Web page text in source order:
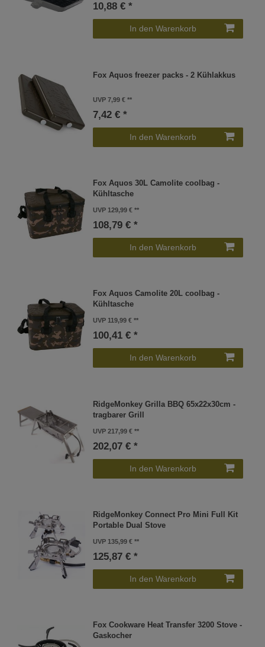
10,88 € *
In den Warenkorb
Fox Aquos freezer packs - 2 Kühlakkus
UVP 7,99 €
7,42 € *
In den Warenkorb
Fox Aquos 30L Camolite coolbag -
Kühltasche
UVP 129,99 €
108,79 € *
In den Warenkorb
Fox Aquos Camolite 20L coolbag -
Kühltasche
UVP 119,99 €
100,41 € *
In den Warenkorb
RidgeMonkey Grilla BBQ 65x22x30cm -
tragbarer Grill
UVP 217,99 €
202,07 € *
In den Warenkorb
RidgeMonkey Connect Pro Mini Full Kit
Portable Dual Stove
UVP 135,99 €
125,87 € *
In den Warenkorb
Fox Cookware Heat Transfer 3200 Stove -
Gaskocher